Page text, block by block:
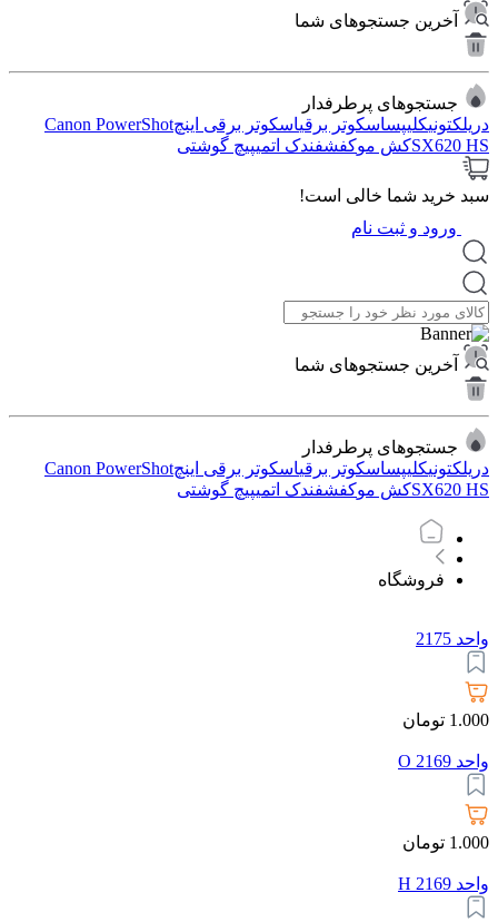
آخرین جستجوهای شما
جستجوهای پرطرفدار
دریلکتونیکلیپساسکوتر برقیاسکوتر برقی اینچCanon PowerShot
SX620 HSکش موکفشفندک اتمیپیچ گوشتی
سبد خرید شما خالی است!
ورود و ثبت نام
آخرین جستجوهای شما
جستجوهای پرطرفدار
دریلکتونیکلیپساسکوتر برقیاسکوتر برقی اینچCanon PowerShot
SX620 HSکش موکفشفندک اتمیپیچ گوشتی
فروشگاه
واحد 2175
1.000 تومان
واحد 2169 O
1.000 تومان
واحد 2169 H